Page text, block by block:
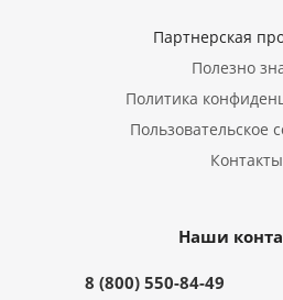
Партнерская
Полезно
Политика
Пользовательское
Контакты
Наши
8 (800) 550-84-49